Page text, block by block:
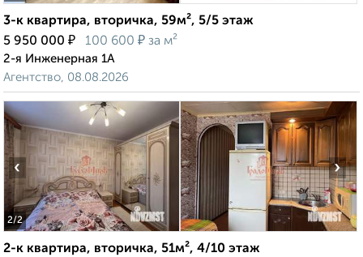
3-к квартира, вторичка, 59м², 5/5 этаж
5 950 000 ₽ 100 600 ₽ за м²
2-я Инженерная 1А
Агентство, 08.08.2026
2/2
‹ ›
2-к квартира, вторичка, 51м², 4/10 этаж